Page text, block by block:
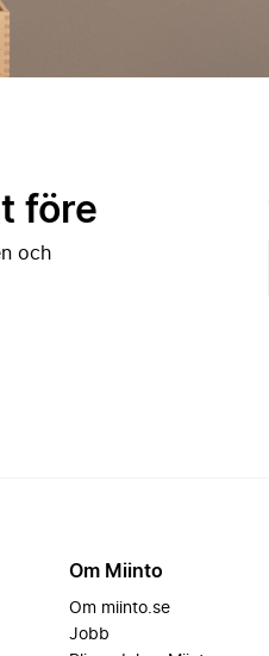
före
och
Om Miinto
Om miinto.se
Jobb